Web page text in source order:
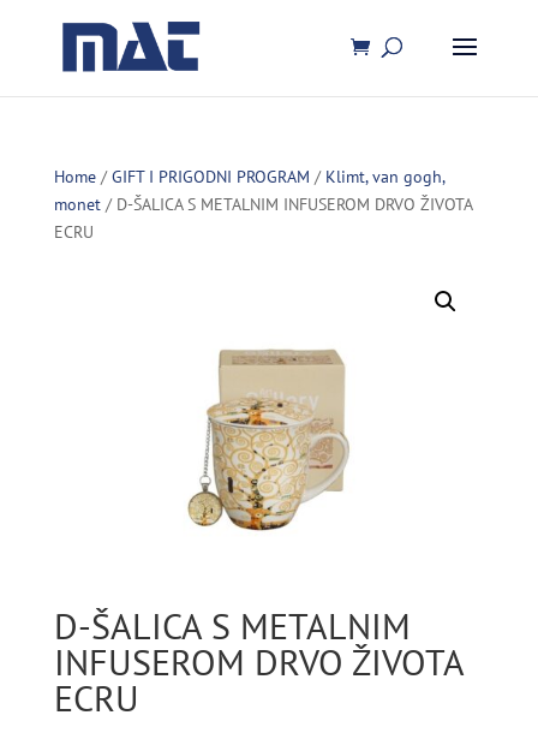
Home/GIFT I PRIGODNI PROGRAM / Klimt, van gogh,
monet/ D-ŠALICA S METALNIM INFUSEROM DRVO ŽIVOTA
ECRU
D-ŠALICA S METALNIM
INFUSEROM DRVO ŽIVOTA
ECRU